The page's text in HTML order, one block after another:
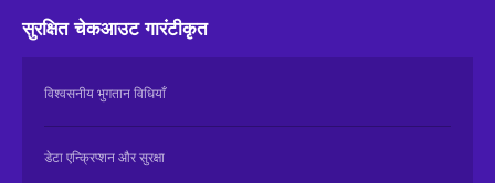
सुरक्षित चेकआउटगारंटीकृत
विश्वसनीय भुगतान विधियाँ
डेटा एन्क्रिप्शन और सुरक्षा